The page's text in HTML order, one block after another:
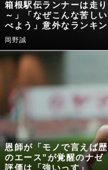
箱根駅伝ランナーは走
～」「なぜこんな苦し
べよう」意外なランキ
岡野誠
恩師が「モノで言えば
のエース”が覚醒のナ
評価は「強いっす」